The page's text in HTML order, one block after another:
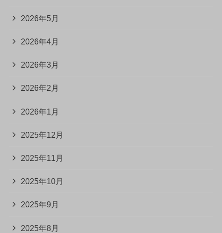
2026年5月
2026年4月
2026年3月
2026年2月
2026年1月
2025年12月
2025年11月
2025年10月
2025年9月
2025年8月